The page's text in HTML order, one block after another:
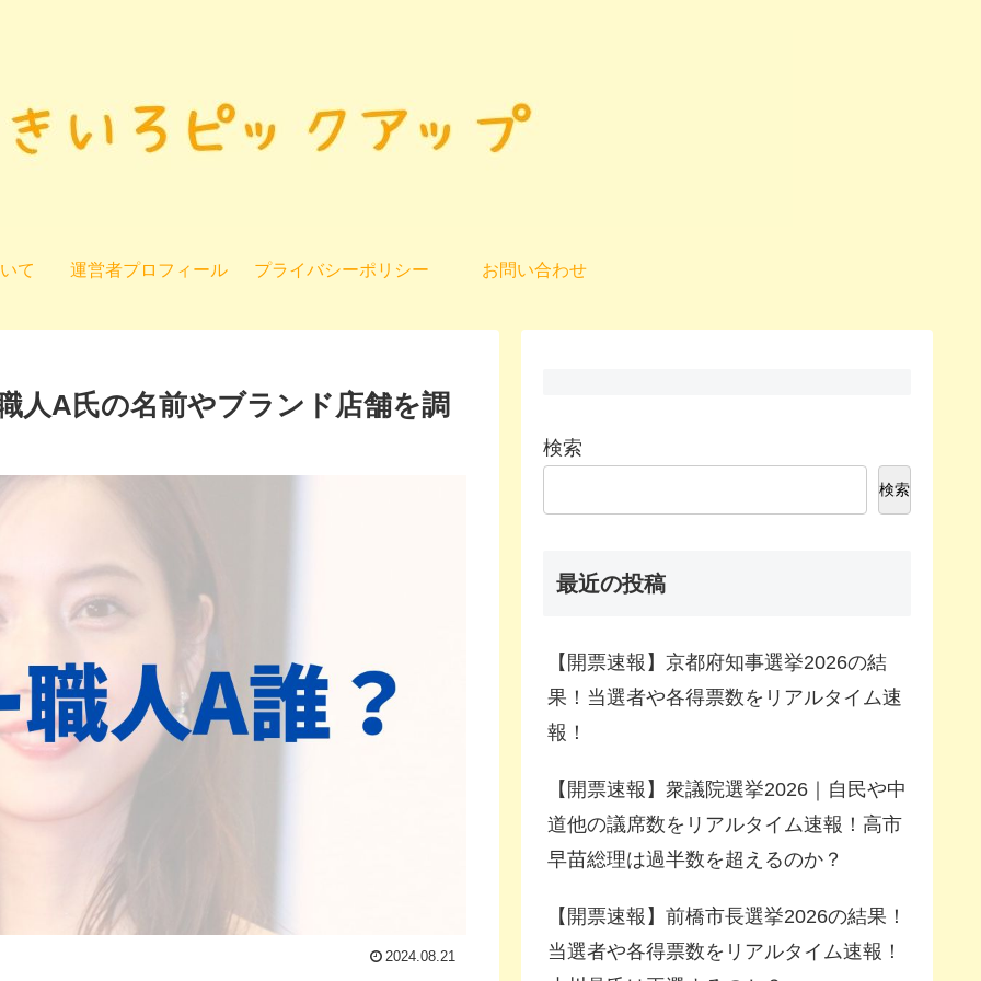
て 運営者プロフィール プライバシーポリシー お問い合わせ
人A氏の名前やブランド店舗を調
2024.08.21
検索
検索
最近の投稿
【開票速報】京都府知事選挙2026の結
果！当選者や各得票数をリアルタイム速
報！
【開票速報】衆議院選挙2026｜自民や中
道他の議席数をリアルタイム速報！高市
早苗総理は過半数を超えるのか？
【開票速報】前橋市長選挙2026の結果！
当選者や各得票数をリアルタイム速報！